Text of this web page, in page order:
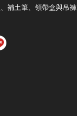
補土筆、領帶盒與吊褲